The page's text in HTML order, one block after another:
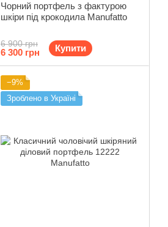
Чорний портфель з фактурою
шкіри під крокодила Manufatto
6 900 грн
6 300 грн Купити
−9%
Зроблено в Україні